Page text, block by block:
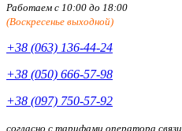
Работаем с 10:00 до 18:00
(Воскресенье выходной)
+38 (063) 136-44-24
+38 (050) 666-57-98
+38 (097) 750-57-92
согласно с тарифами оператора связи